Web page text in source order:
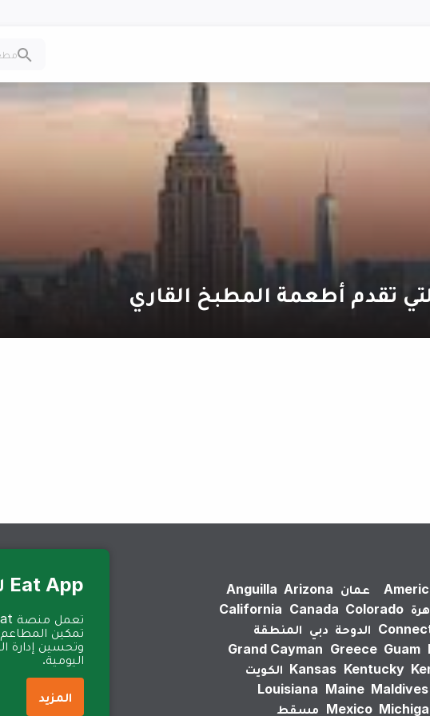
تقدم أطعمة المطبخ القاري
عمان Anguilla Arizona
California Canada Colorado
الدوحة دبي المنطقة
Grand Cayman Greece Guam
Kansas Kentucky
الكويت
Louisiana Maine Maldives
Mexico مسقط
Eat App للمطاعم
تمكين المطاعم
وتحسين إدارة
اليومية.
المزيد